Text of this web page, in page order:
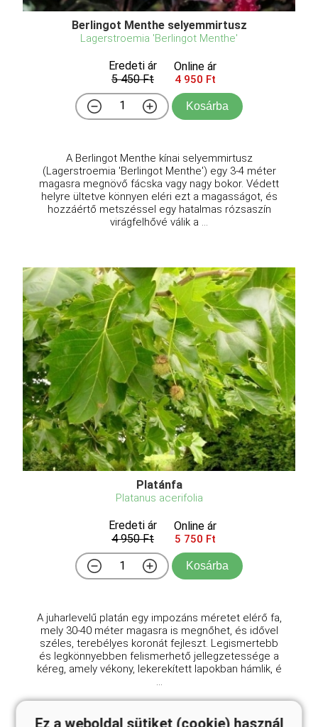
Berlingot Menthe selyemmirtusz
Lagerstroemia 'Berlingot Menthe'
Eredeti ár
5 450 Ft
Online ár
4 950 Ft
Kosárba
A Berlingot Menthe kínai selyemmirtusz
(Lagerstroemia 'Berlingot Menthe') egy 3-4 méter
magasra megnövő fácska vagy nagy bokor. Védett
helyre ültetve könnyen eléri ezt a magasságot, és
hozzáértő metszéssel egy hatalmas rózsaszín
virágfelhővé válik a ...
Platánfa
Platanus acerifolia
Eredeti ár
4 950 Ft
Online ár
5 750 Ft
Kosárba
A juharlevelű platán egy impozáns méretet elérő fa,
mely 30-40 méter magasra is megnőhet, és idővel
széles, terebélyes koronát fejleszt. Legismertebb
és legkönnyebben felismerhető jellegzetessége a
kéreg, amely vékony, lekerekített lapokban hámlik, é
...
Ez a weboldal sütiket (cookie) használ